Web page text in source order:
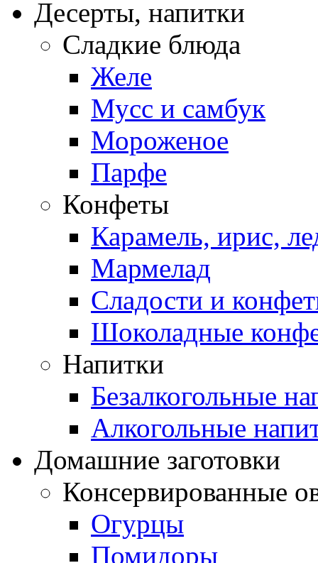
Десерты, напитки
Сладкие блюда
Желе
Мусс и самбук
Мороженое
Парфе
Конфеты
Карамель, ирис,
Мармелад
Сладости и
Шоколадные
Напитки
Безалкогольные
Алкогольные
Домашние заготовки
Консервированные
Огурцы
Помидоры